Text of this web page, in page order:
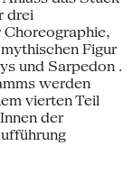
drei
Figur
und Sarpedon .
werden
vierten Teil
der